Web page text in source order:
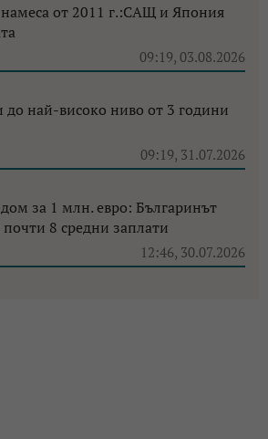
от 2011 г.:САЩ и Япония
09:19, 03.08.2026
най-високо ниво от 3 години
09:19, 31.07.2026
за 1 млн. евро: Българинът
8 средни заплати
12:46, 30.07.2026